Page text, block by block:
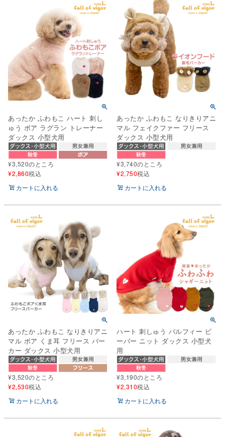
あったか ふわもこ ハート 刺し
ゅう ボア ラグラン トレーナー
ダックス 小型犬用
¥3,520のところ
¥2,860税込
カートに入れる
あったか ふわもこ なりきりアニ
マル フェイクファー フリース
ダックス 小型犬用
¥3,740のところ
¥2,750税込
カートに入れる
あったか ふわもこ なりきりアニ
マル ボア くま耳 フリース パー
カー ダックス 小型犬用
¥3,520のところ
¥2,530税込
カートに入れる
ハート 刺しゅう バルフィー ビ
ーバー ニット ダックス 小型犬
用
¥3,190のところ
¥2,310税込
カートに入れる